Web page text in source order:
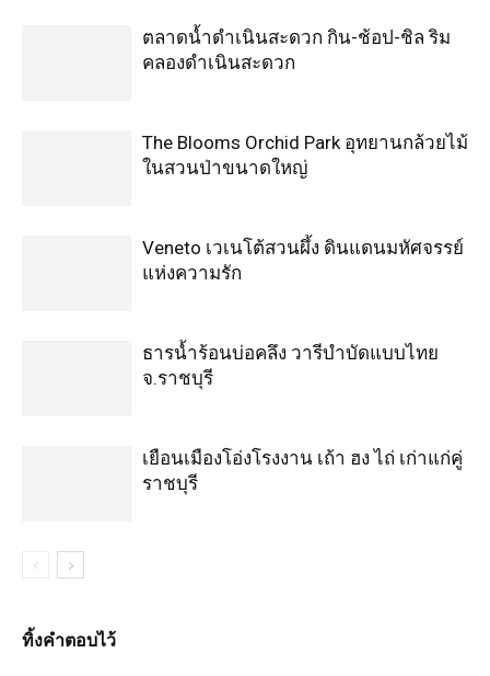
ตลาดน้ำดำเนินสะดวก กิน-ช้อป-ชิล ริม
คลองดำเนินสะดวก
The Blooms Orchid Park อุทยานกล้วยไม้
ในสวนป่าขนาดใหญ่
Veneto เวเนโต้สวนผึ้ง ดินแดนมหัศจรรย์
แห่งความรัก
ธารน้ำร้อนบ่อคลึง วารีบำบัดแบบไทย
จ.ราชบุรี
เยือนเมืองโอ่งโรงงาน เถ้า ฮง ไถ่ เก่าแก่คู่
ราชบุรี
ทิ้งคำตอบไว้